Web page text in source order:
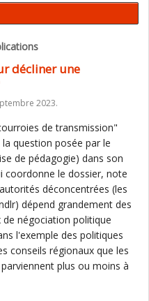
décliner une
2023.
de transmission"
question posée par le
de pédagogie) dans son
coordonne le dossier, note
déconcentrées (les
dépend grandement des
négociation politique
l'exemple des politiques
conseils régionaux que les
plus ou moins à